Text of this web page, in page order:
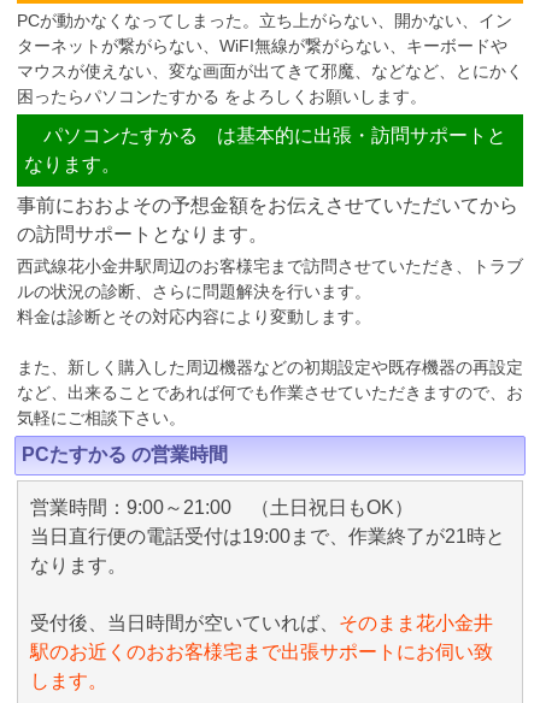
PCが動かなくなってしまった。立ち上がらない、開かない、イン
ターネットが繋がらない、WiFI無線が繋がらない、キーボードや
マウスが使えない、変な画面が出てきて邪魔、などなど、とにかく
困ったらパソコンたすかる をよろしくお願いします。
パソコンたすかる は基本的に出張・訪問サポートと
なります。
事前におおよその予想金額をお伝えさせていただいてから
の訪問サポートとなります。
西武線花小金井駅周辺のお客様宅まで訪問させていただき、トラブ
ルの状況の診断、さらに問題解決を行います。
料金は診断とその対応内容により変動します。
また、新しく購入した周辺機器などの初期設定や既存機器の再設定
など、出来ることであれば何でも作業させていただきますので、お
気軽にご相談下さい。
PCたすかる の営業時間
営業時間：9:00～21:00 （土日祝日もOK）
当日直行便の電話受付は19:00まで、作業終了が21時と
なります。
受付後、当日時間が空いていれば、 そのまま花小金井
駅のお近くのおお客様宅まで出張サポートにお伺い致
します。